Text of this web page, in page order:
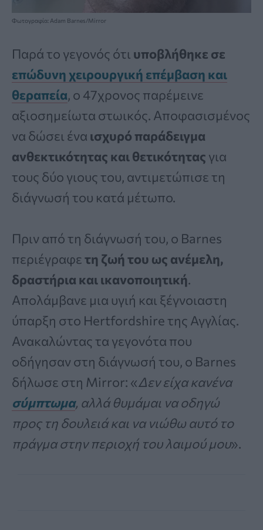
Φωτογραφία: Adam Barnes/Mirror
Παρά το γεγονός ότι υποβλήθηκε σε
επώδυνη χειρουργική επέμβαση και
θεραπεία, ο 47χρονος παρέμεινε
αξιοσημείωτα στωικός. Αποφασισμένος
να δώσει ένα ισχυρό παράδειγμα
ανθεκτικότητας και θετικότητας για
τους δύο γιους του, αντιμετώπισε τη
διάγνωσή του κατά μέτωπο.
Πριν από τη διάγνωσή του, ο Barnes
περιέγραφετη ζωή του ως ανέμελη,
δραστήρια και ικανοποιητική.
Απολάμβανε μια υγιή και ξέγνοιαστη
ύπαρξη στο Hertfordshire της Αγγλίας.
Ανακαλώντας τα γεγονότα που
οδήγησαν στη διάγνωσή του, ο Barnes
δήλωσε στη Mirror: «Δεν είχα κανένα
σύμπτωμα, αλλά θυμάμαι να οδηγώ
προς τη δουλειά και να νιώθω αυτό το
πράγμα στην περιοχή του λαιμού μου».